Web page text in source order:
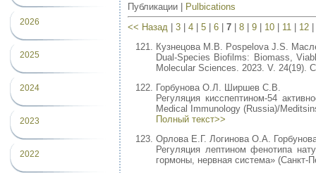
2026
2025
2024
2023
2022
Публикации | Pulbications
<< Назад
3 4 5 6 7 8 9 10 11 12
Кузнецова М.В. Pospelova J.S.
Dual-Species Biofilms: Biomass,
Molecular Sciences. 2023. V. 24(19).
Горбунова О.Л. Ширшев С.В.
Регуляция кисспептином-54
Medical Immunology (Russia)/
Полный текст>>
Орлова Е.Г. Логинова О.А.
Регуляция лептином фенотипа
гормоны, нервная система» (Санкт-